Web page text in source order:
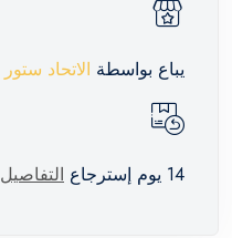
يباع بواسطة الاتحاد ستور
14 يوم إسترجاع التفاصيل